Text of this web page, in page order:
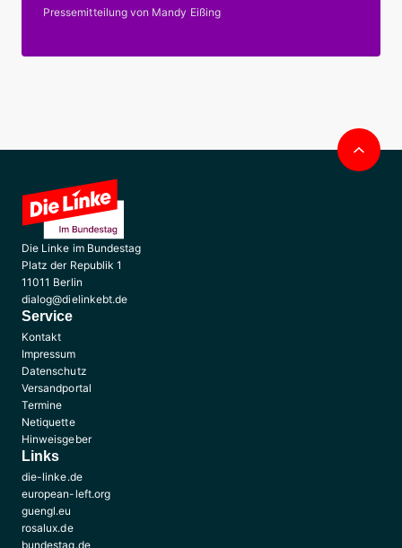
Pressemitteilung von Mandy Eißing
Die Linke im Bundestag
Platz der Republik 1
11011 Berlin
dialog@dielinkebt.de
Service
Kontakt
Impressum
Datenschutz
Versandportal
Termine
Netiquette
Hinweisgeber
Links
die-linke.de
european-left.org
guengl.eu
rosalux.de
bundestag.de